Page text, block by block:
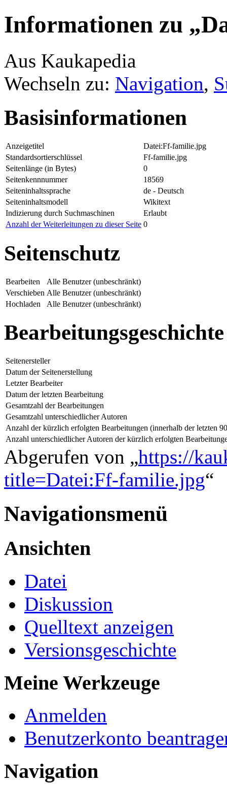
Informationen zu
Aus Kaukapedia
Wechseln zu: Navigation,
Basisinformationen
Anzeigetitel
Datei:Ff-familie.jpg
Standardsortierschlüssel
Ff-familie.jpg
Seitenlänge (in Bytes)
0
Seitenkennnummer
18569
Seiteninhaltssprache
de - Deutsch
Seiteninhaltsmodell
Wikitext
Indizierung durch Suchmaschinen
Erlaubt
Anzahl der Weiterleitungen zu dieser Seite 0
Seitenschutz
Bearbeiten
Alle Benutzer (unbeschränkt)
Verschieben Alle Benutzer (unbeschränkt)
Hochladen
Alle Benutzer (unbeschränkt)
Bearbeitungsgeschichte
Seitenersteller
Datum der Seitenerstellung
Letzter Bearbeiter
Datum der letzten Bearbeitung
Gesamtzahl der Bearbeitungen
Gesamtzahl unterschiedlicher Autoren
Anzahl der kürzlich erfolgten Bearbeitungen (innerhalb der letzten
Anzahl unterschiedlicher Autoren der kürzlich erfolgten
Abgerufen von „https://
title=Datei:Ff-familie.jpg“
Navigationsmenü
Ansichten
Datei
Diskussion
Quelltext anzeigen
Versionsgeschichte
Meine Werkzeuge
Anmelden
Benutzerkonto
Navigation